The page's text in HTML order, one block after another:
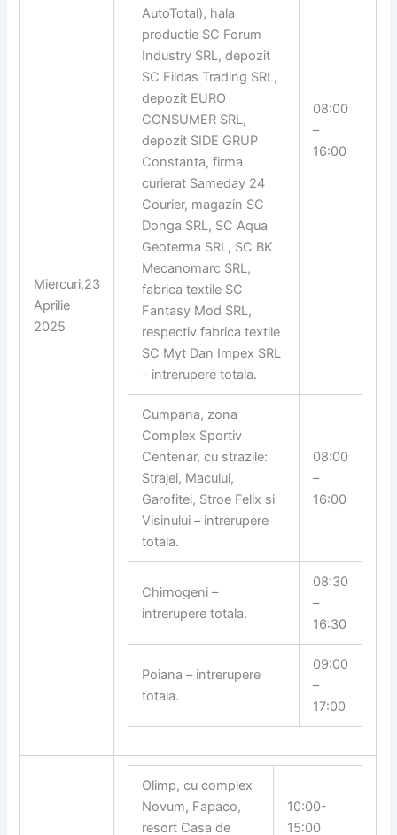
Miercuri,23
Aprilie
2025
AutoTotal), hala
productie SC Forum
Industry SRL, depozit
SC Fildas Trading SRL,
depozit EURO
CONSUMER SRL,
depozit SIDE GRUP
Constanta, firma
curierat Sameday 24
Courier, magazin SC
Donga SRL, SC Aqua
Geoterma SRL, SC BK
Mecanomarc SRL,
fabrica textile SC
Fantasy Mod SRL,
respectiv fabrica textile
SC Myt Dan Impex SRL
– intrerupere totala.
08:00
–
16:00
Cumpana, zona
Complex Sportiv
Centenar, cu strazile:
Strajei, Macului,
Garofitei, Stroe Felix si
Visinului – intrerupere
totala.
08:00
–
16:00
Chirnogeni –
intrerupere totala.
08:30
–
16:30
Poiana – intrerupere
totala.
09:00
–
17:00
Olimp, cu complex
Novum, Fapaco,
resort Casa de
10:00-
15:00